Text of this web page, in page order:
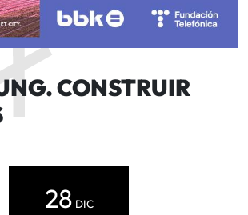
CONSTRUIR
28 DIC